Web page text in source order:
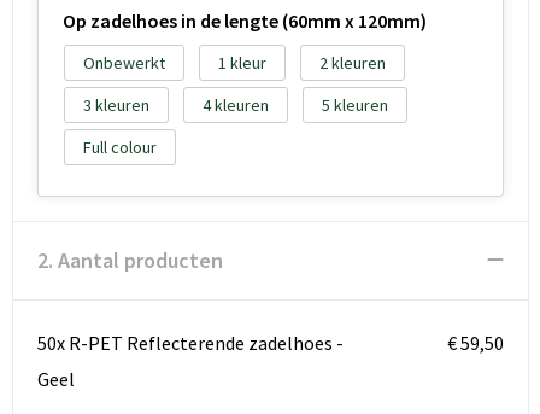
Op zadelhoes in de lengte (60mm x 120mm)
Onbewerkt 1
2
3
4
5
Full colour
2. Aantal producten
50x R-PET Reflecterende zadelhoes -
Geel
€ 59,50